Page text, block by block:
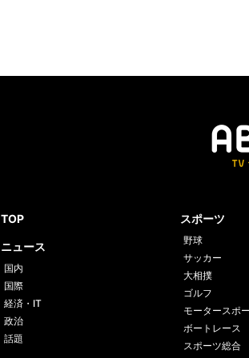
TOP
ニュース
国内
国際
経済・IT
政治
話題
スポーツ
野球
サッカー
大相撲
ゴルフ
モータースポ
ボートレース
スポーツ総合